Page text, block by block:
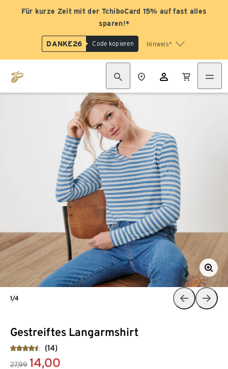
Für kurze Zeit mit der TchiboCard 15% auf fast alles
sparen!*
DANKE26 Code kopieren Hinweis*
Gestreiftes Langarmshirt
(14)
27,99 14,00
1/4